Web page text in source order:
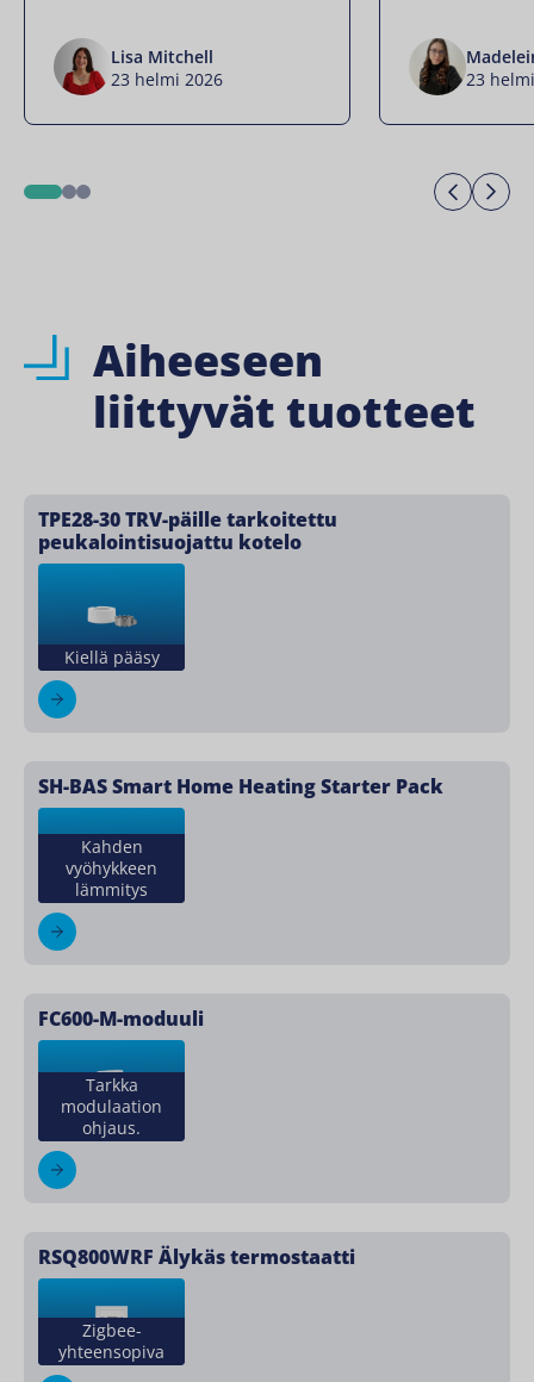
Lisa Mitchell
23 helmi 2026
23
12
Aiheeseen
liittyvät tuotteet
TPE28-30 TRV-päille tarkoitettu
peukalointisuojattu kotelo
Kiellä pääsy
SH-BAS Smart Home Heating Starter Pack
Kahden
vyöhykkeen
lämmitys
FC600-M-moduuli
Tarkka
modulaation
ohjaus.
RSQ800WRF Älykäs termostaatti
Zigbee-
yhteensopiva